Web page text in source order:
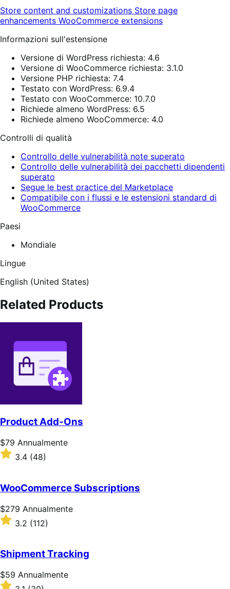
Store content and customizations Store page
enhancements WooCommerce extensions
Informazioni sull'estensione
Versione di WordPress richiesta: 4.6
Versione di WooCommerce richiesta: 3.1.0
Versione PHP richiesta: 7.4
Testato con WordPress: 6.9.4
Testato con WooCommerce: 10.7.0
Richiede almeno WordPress: 6.5
Richiede almeno WooCommerce: 4.0
Controlli di qualità
Controllo delle vulnerabilità note superato
Controllo delle vulnerabilità dei pacchetti dipendenti
superato
Segue le best practice del Marketplace
Compatibile con i flussi e le estensioni standard di
WooCommerce
Paesi
Mondiale
Lingue
English (United States)
Related Products
Product Add-Ons
Prezzo
$79
Annualmente
$79 Annualmente
Valutato
5
stelle
3.4 (48)
WooCommerce Subscriptions
Prezzo
$279
Annualmente
$279 Annualmente
Valutato
3.2
5
stelle
3.2 (112)
Shipment Tracking
Prezzo
$59
$59 Annualmente
Valutato